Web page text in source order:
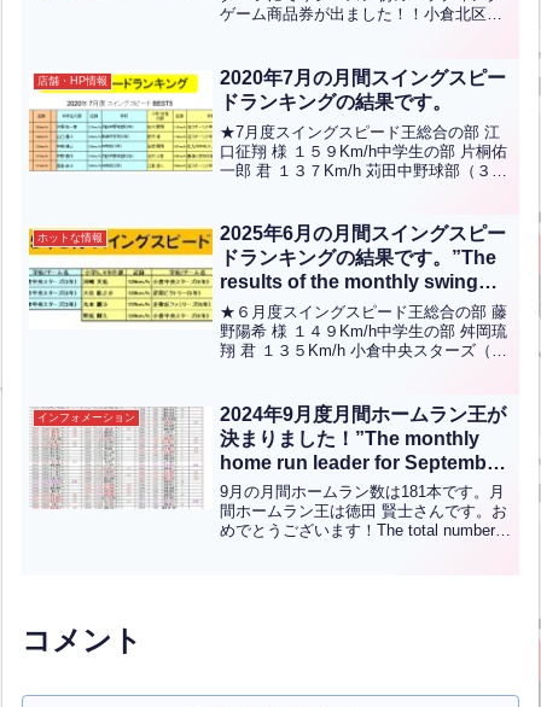
dart!”【ENG CHT KOR JPN】
ゲーム商品券が出ました！！小倉北区か
います！！こちらの勝利のダーツはシー
ズンが終わるまで開...全文はクリック
店舗・HP情報
2020年7月の月間スイングスピー
ドランキングの結果です。
★7月度スイングスピード王総合の部 江
口征翔 様 １５９Km/h中学生の部 片桐佑
一郎 君 １３７Km/h 苅田中野球部（３
インされた方々おめでとうございま
す！...全文はクリック
ホットな情報
2025年6月の月間スイングスピー
ドランキングの結果です。”The
results of the monthly swing
speed ranking for June 2025
are as follows.”【ENG CHT
KOR JPN】
★６月度スイングスピード王総合の部 藤
野陽希 様 １４９Km/h中学生の部 舛岡琉
翔 君 １３５Km/h 小倉中央スターズ（３
／女性の部 宮脇有希 君 １０２...全文は
クリック
インフォメーション
2024年9月度月間ホームラン王が
決まりました！”The monthly
home run leader for September
2024 has been
determined!”【ENG CHT KOR
JPN】
9月の月間ホームラン数は181本です。月
間ホームラン王は徳田 賢士さんです。お
めでとうございます！The total number
コメント